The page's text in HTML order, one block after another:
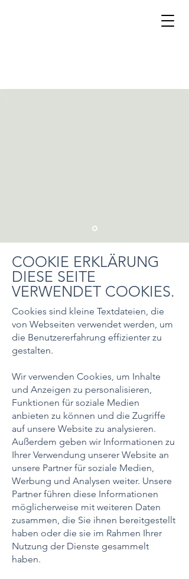
COOKIE ERKLÄRUNG
DIESE SEITE
VERWENDET COOKIES.
Cookies sind kleine Textdateien, die
von Webseiten verwendet werden, um
die Benutzererfahrung effizienter zu
gestalten.
Wir verwenden Cookies, um Inhalte
und Anzeigen zu personalisieren,
Funktionen für soziale Medien
anbieten zu können und die Zugriffe
auf unsere Website zu analysieren.
Außerdem geben wir Informationen zu
Ihrer Verwendung unserer Website an
unsere Partner für soziale Medien,
Werbung und Analysen weiter. Unsere
Partner führen diese Informationen
möglicherweise mit weiteren Daten
zusammen, die Sie ihnen bereitgestellt
haben oder die sie im Rahmen Ihrer
Nutzung der Dienste gesammelt
haben.